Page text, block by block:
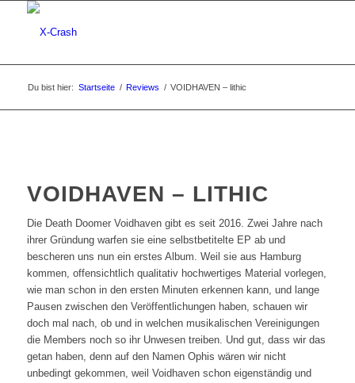
Du bist hier: Startseite / Reviews / VOIDHAVEN – lithic
VOIDHAVEN – LITHIC
Die Death Doomer Voidhaven gibt es seit 2016. Zwei Jahre nach
ihrer Gründung warfen sie eine selbstbetitelte EP ab und
bescheren uns nun ein erstes Album. Weil sie aus Hamburg
kommen, offensichtlich qualitativ hochwertiges Material vorlegen,
wie man schon in den ersten Minuten erkennen kann, und lange
Pausen zwischen den Veröffentlichungen haben, schauen wir
doch mal nach, ob und in welchen musikalischen Vereinigungen
die Members noch so ihr Unwesen treiben. Und gut, dass wir das
getan haben, denn auf den Namen Ophis wären wir nicht
unbedingt gekommen, weil Voidhaven schon eigenständig und